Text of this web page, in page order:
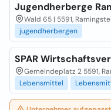
Jugendherberge
Wald 65 | 5591,
jugendherbergen
SPAR
Gemeindeplatz 2 5591,
Lebensmittel